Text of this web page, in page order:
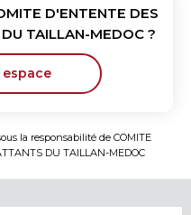
D'ENTENTE DES
TAILLAN-MEDOC ?
la responsabilité de COMITE
DU TAILLAN-MEDOC